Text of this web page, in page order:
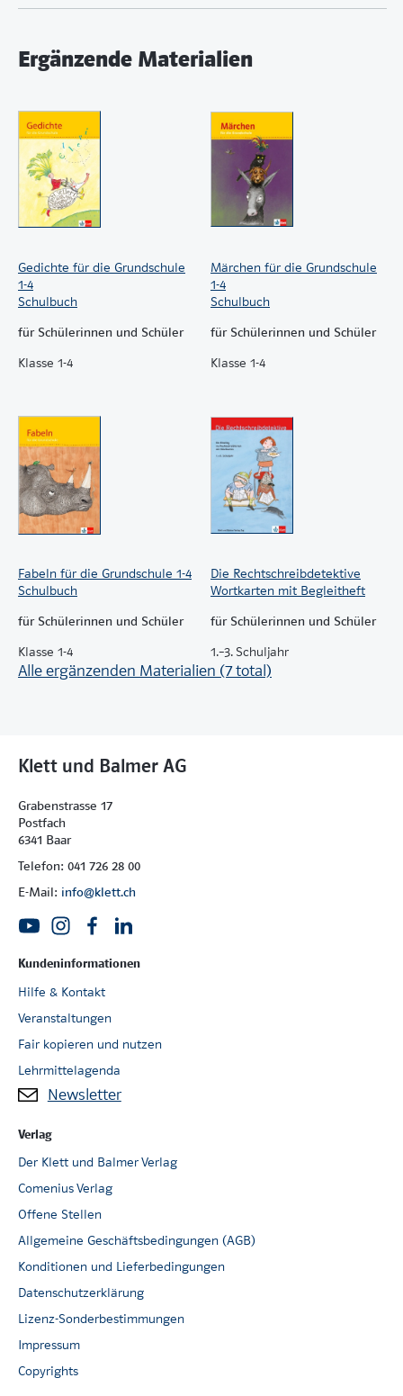
Ergänzende Materialien
Gedichte für die Grundschule
1-4
Schulbuch
für Schülerinnen und Schüler
Klasse 1-4
Märchen für die Grundschule
1-4
Schulbuch
für Schülerinnen und Schüler
Klasse 1-4
Fabeln für die Grundschule 1-4
Schulbuch
für Schülerinnen und Schüler
Klasse 1-4
Die Rechtschreibdetektive
Wortkarten mit Begleitheft
für Schülerinnen und Schüler
1.–3. Schuljahr
Alle ergänzenden Materialien (7 total)
Klett und Balmer AG
Grabenstrasse 17
Postfach
6341 Baar
Telefon: 041 726 28 00
E-Mail: info@klett.ch
Kundeninformationen
Hilfe & Kontakt
Veranstaltungen
Fair kopieren und nutzen
Lehrmittelagenda
Newsletter
Verlag
Der Klett und Balmer Verlag
Comenius Verlag
Offene Stellen
Allgemeine Geschäftsbedingungen (AGB)
Konditionen und Lieferbedingungen
Datenschutzerklärung
Lizenz-Sonderbestimmungen
Impressum
Copyrights